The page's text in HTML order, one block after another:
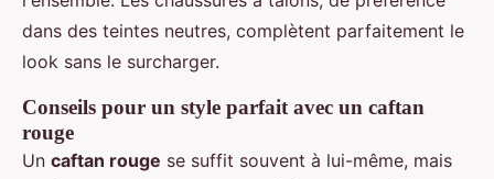
dans des teintes neutres, complètent parfaitement le
look sans le surcharger.
Conseils pour un style parfait avec un caftan
rouge
Un caftan rouge se suffit souvent à lui-même, mais